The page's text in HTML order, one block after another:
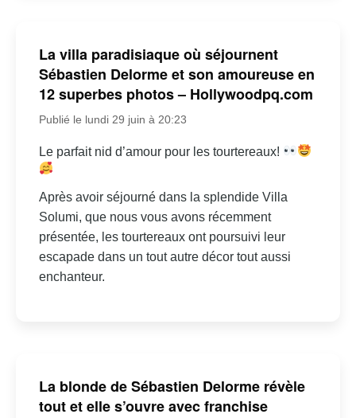
La villa paradisiaque où séjournent
Sébastien Delorme et son amoureuse en
12 superbes photos – Hollywoodpq.com
Publié le lundi 29 juin à 20:23
Le parfait nid d’amour pour les tourtereaux!
Après avoir séjourné dans la splendide Villa
Solumi, que nous vous avons récemment
présentée, les tourtereaux ont poursuivi leur
escapade dans un tout autre décor tout aussi
enchanteur.
La blonde de Sébastien Delorme révèle
tout et elle s’ouvre avec franchise